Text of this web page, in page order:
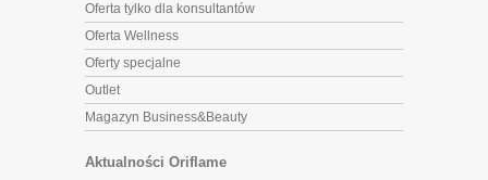
Oferta tylko dla konsultantów
Oferta Wellness
Oferty specjalne
Outlet
Magazyn Business&Beauty
Aktualności Oriflame